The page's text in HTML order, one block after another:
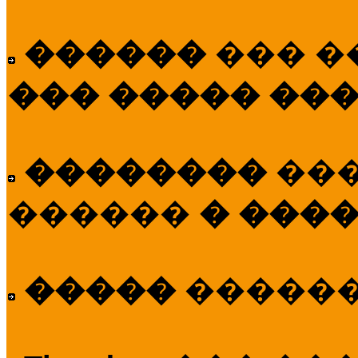
������ ���
��� �����
��������
������ �
�����